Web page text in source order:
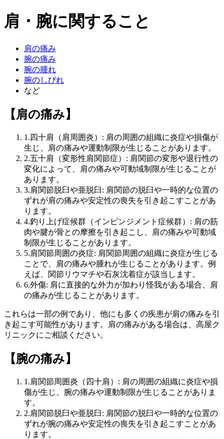
肩・腕に関すること
肩の痛み
腕の痛み
腕の腫れ
腕のしびれ
など
【肩の痛み】
1.四十肩（肩周囲炎）: 肩の周囲の組織に炎症や損傷が
生じ、肩の痛みや運動制限が生じることがあります。
2.五十肩（変形性肩関節症）: 肩関節の変形や退行性の
変化によって、肩の痛みや可動域制限が生じることが
あります。
3.肩関節脱臼や亜脱臼: 肩関節の脱臼や一時的な位置の
ずれが肩の痛みや安定性の喪失を引き起こすことがあ
ります。
4.釣り上げ症候群（インピンジメント症候群）: 肩の筋
肉や腱が骨との摩擦を引き起こし、肩の痛みや可動域
制限が生じることがあります。
5.肩関節周囲の炎症: 肩関節周囲の組織に炎症が生じる
ことで、肩の痛みや腫れが生じることがあります。例
えば、関節リウマチや石灰沈着症が該当します。
6.外傷: 肩に直接的な外力が加わり怪我がある場合、肩
の痛みが生じることがあります。
これらは一部の例であり、他にも多くの疾患が肩の痛みを引
き起こす可能性があります。肩の痛みがある場合は、高屋ク
リニックにご相談ください。
【腕の痛み】
1.肩関節周囲炎（四十肩）: 肩の周囲の組織に炎症や損
傷が生じ、腕の痛みや運動制限が生じることがありま
す。
2.肩関節脱臼や亜脱臼: 肩関節の脱臼や一時的な位置の
ずれが腕の痛みや安定性の喪失を引き起こすことがあ
ります。